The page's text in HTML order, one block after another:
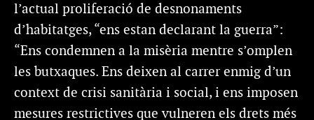
l’actual proliferació de desnonaments
d’habitatges, “ens estan declarant la guerra”:
“Ens condemnen a la misèria mentre s’omplen
les butxaques. Ens deixen al carrer enmig d’un
context de crisi sanitària i social, i ens imposen
mesures restrictives que vulneren els drets més